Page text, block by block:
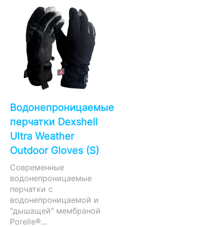
Водонепроницаемые
перчатки Dexshell
Ultra Weather
Outdoor Gloves (S)
Современные
водонепроницаемые
перчатки с
водонепроницаемой и
"дышащей" мембраной
Porelle®...